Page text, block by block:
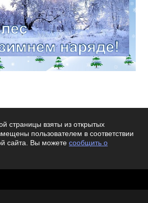
страницы взяты из открытых
пользователем в соответствии
сайта. Вы можете сообщить о